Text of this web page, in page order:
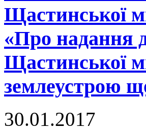
Щастинської
«Про надання
Щастинської
землеустрою
30.01.2017